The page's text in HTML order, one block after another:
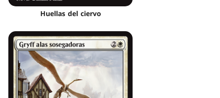
Huellas del ciervo